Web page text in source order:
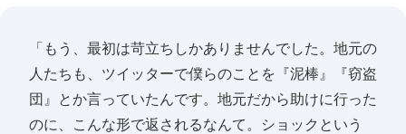
「もう、最初は苛立ちしかありませんでした。地元の
人たちも、ツイッターで僕らのことを『泥棒』『窃盗
団』とか言っていたんです。地元だから助けに行った
のに、こんな形で返されるなんて。ショックという